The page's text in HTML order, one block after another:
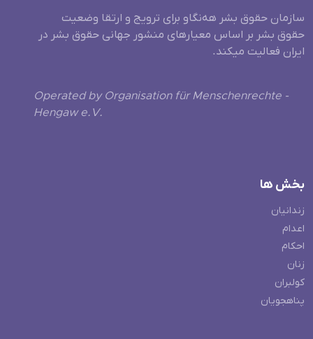
سازمان حقوق بشر هه‌نگاو برای ترویج و ارتقا وضعیت
حقوق بشر بر اساس معیارهای منشور جهانی حقوق بشر در
ایران فعالیت میکند.
Operated by Organisation für Menschenrechte -
Hengaw e.V.
بخش ها
زندانیان
اعدام
احکام
زنان
کولبران
پناهجویان